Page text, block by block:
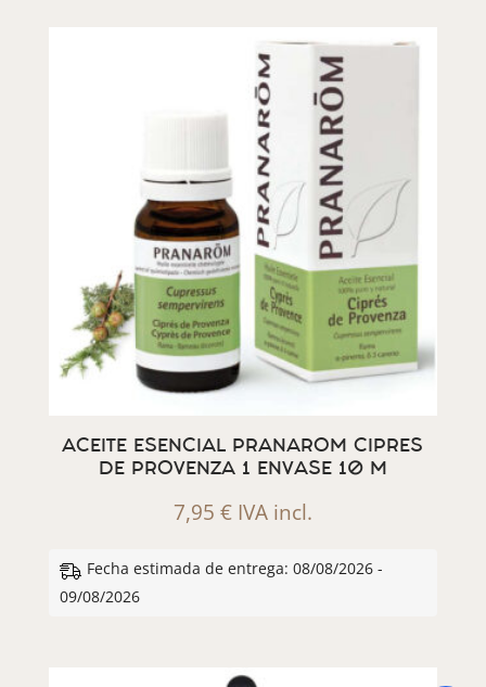
ACEITE ESENCIAL PRANAROM CIPRES
DE PROVENZA 1 ENVASE 10 M
7,95 € IVA incl.
Fecha estimada de entrega: 08/08/2026 -
09/08/2026